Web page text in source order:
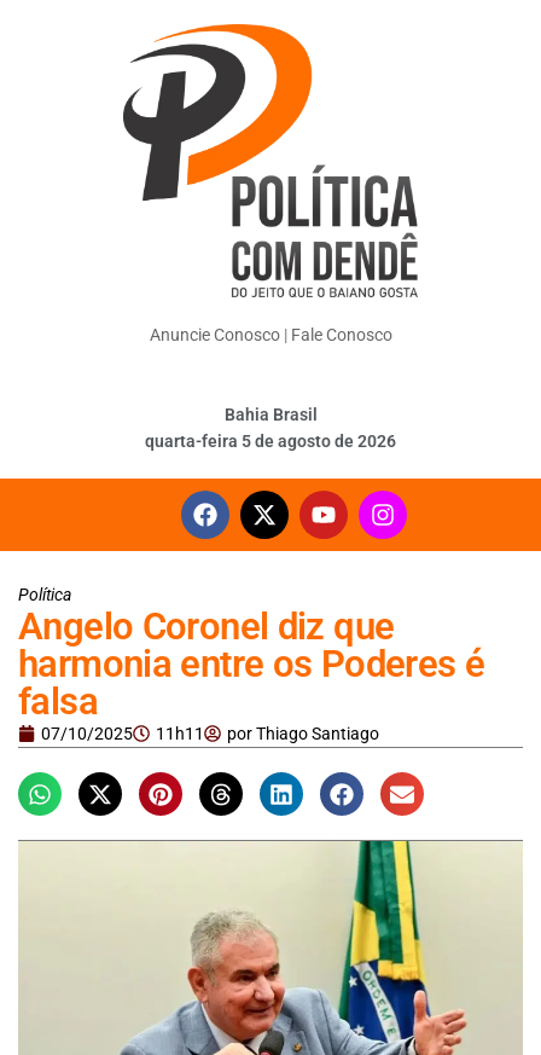
Anuncie Conosco| Fale Conosco
Bahia Brasil
quarta-feira 5 de agosto de 2026
Política
Angelo Coronel diz que
harmonia entre os Poderes é
falsa
07/10/2025 11h11 porThiago Santiago